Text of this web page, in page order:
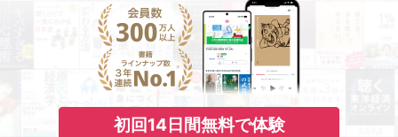
初回14日間無料で体験